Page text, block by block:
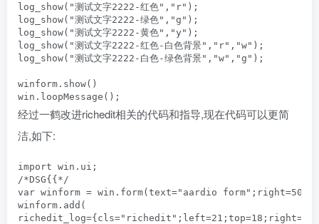
log_show("测试文字2222-红色","r");
log_show("测试文字2222-绿色","g");
log_show("测试文字2222-黄色","y");
log_show("测试文字2222-红色-白色背景","r","w");
log_show("测试文字2222-白色-绿色背景","w","g");
winform.show()
win.loopMessage();
经过一鹤改进richedit相关的代码和指导,现在代码可以更简
洁,如下:
import win.ui;
/*DSG{{*/
var winform = win.form(text="aardio
winform.add(